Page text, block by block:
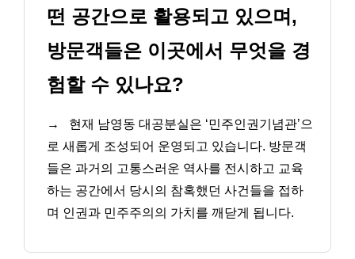
떤 공간으로 활용되고 있으며,
방문객들은 이곳에서 무엇을 경
험할 수 있나요?
→
현재 남영동 대공분실은 ‘민주인권기념관’으
로 새롭게 조성되어 운영되고 있습니다. 방문객
들은 과거의 고통스러운 역사를 전시하고 교육
하는 공간에서 당시의 참혹했던 사건들을 접하
며 인권과 민주주의의 가치를 깨닫게 됩니다.